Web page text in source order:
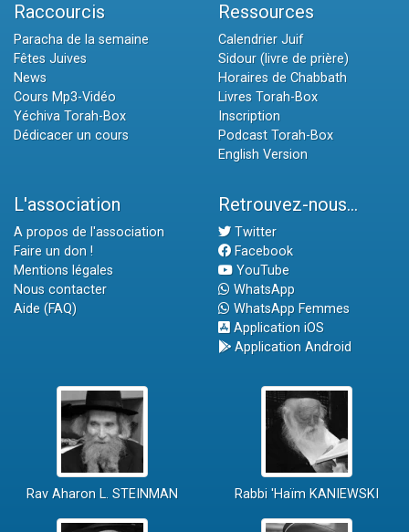
Raccourcis
Paracha de la semaine
Fêtes Juives
News
Cours Mp3-Vidéo
Yéchiva Torah-Box
Dédicacer un cours
Ressources
Calendrier Juif
Sidour (livre de prière)
Horaires de Chabbath
Livres Torah-Box
Inscription
Podcast Torah-Box
English Version
L'association
A propos de l'association
Faire un don !
Mentions légales
Nous contacter
Aide (FAQ)
Retrouvez-nous...
Twitter
Facebook
YouTube
WhatsApp
WhatsApp Femmes
Application iOS
Application Android
Rav Aharon L. STEINMAN Rabbi 'Haïm KANIEWSKI